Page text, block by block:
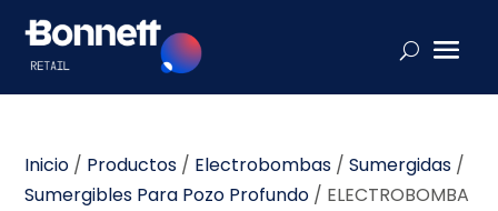
Inicio / Productos / Electrobombas /Sumergidas /
Sumergibles Para Pozo Profundo / ELECTROBOMBA